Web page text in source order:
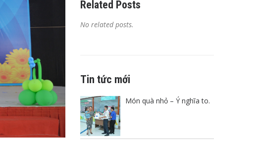
Related Posts
No related posts.
Tin tức mới
Món quà nhỏ – Ý nghĩa to.